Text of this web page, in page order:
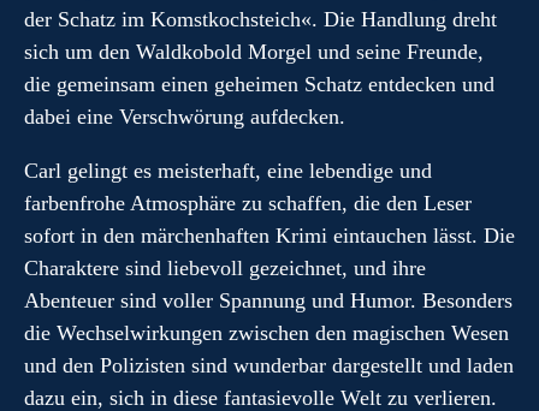
der Schatz im Komstkochsteich«. Die Handlung dreht
sich um den Waldkobold Morgel und seine Freunde,
die gemeinsam einen geheimen Schatz entdecken und
dabei eine Verschwörung aufdecken.
Carl gelingt es meisterhaft, eine lebendige und
farbenfrohe Atmosphäre zu schaffen, die den Leser
sofort in den märchenhaften Krimi eintauchen lässt. Die
Charaktere sind liebevoll gezeichnet, und ihre
Abenteuer sind voller Spannung und Humor. Besonders
die Wechselwirkungen zwischen den magischen Wesen
und den Polizisten sind wunderbar dargestellt und laden
dazu ein, sich in diese fantasievolle Welt zu verlieren.